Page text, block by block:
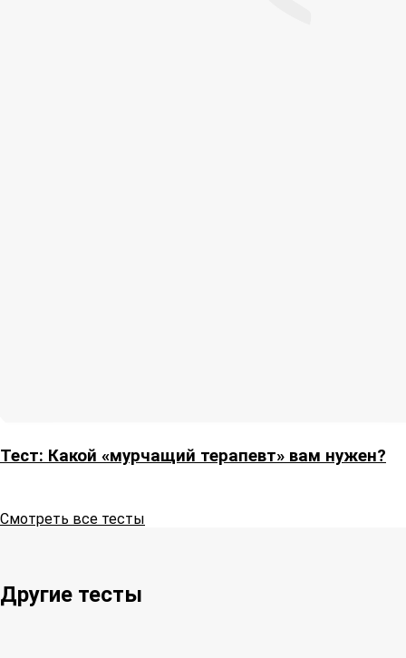
Тест: Какой «мурчащий терапевт» вам нужен?
Смотреть все тесты
Другие тесты